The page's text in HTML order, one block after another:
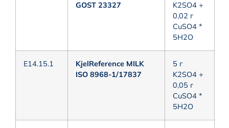
GOST 23327
K2SO4 +
0,02 г
CuSO4 *
5H2O
E14.15.1
KjelReference MILK
ISO 8968-1/17837
5 г
K2SO4 +
0,05 г
CuSO4 *
5H2O